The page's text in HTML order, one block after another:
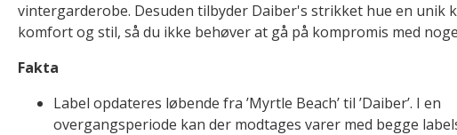
vintergarderobe. Desuden tilbyder Daiber's strikket hue en unik
komfort og stil, så du ikke behøver at gå på kompromis med
Fakta
Label opdateres løbende fra ’Myrtle Beach’ til ’Daiber’. I en
overgangsperiode kan der modtages varer med begge